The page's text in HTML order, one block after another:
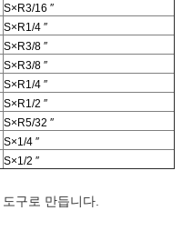
S×R3/16 ″
S×R1/4 ″
S×R3/8 ″
S×R3/8 ″
S×R1/4 ″
S×R1/2 ″
S×R5/32 ″
S×1/4 ″
S×1/2 ″
구로 만듭니다.